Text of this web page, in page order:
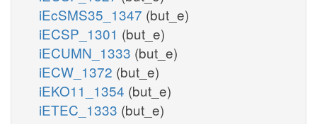
iEcSMS35_1347 (but_e)
iECSP_1301 (but_e)
iECUMN_1333 (but_e)
iECW_1372 (but_e)
iEKO11_1354 (but_e)
iETEC_1333 (but_e)